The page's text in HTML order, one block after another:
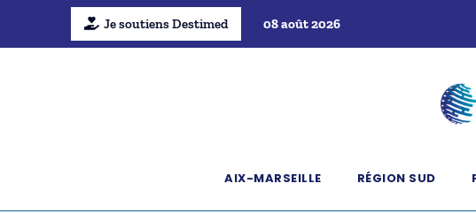
Je soutiens Destimed 08 août 2026
AIX-MARSEILLE RÉGION SUD